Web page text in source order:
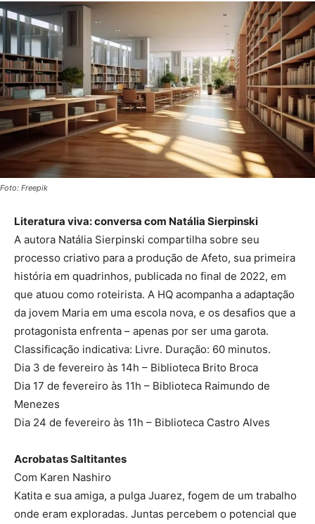
Foto: Freepik
Literatura viva: conversa com Natália Sierpinski
A autora Natália Sierpinski compartilha sobre seu
processo criativo para a produção de Afeto, sua primeira
história em quadrinhos, publicada no final de 2022, em
que atuou como roteirista. A HQ acompanha a adaptação
da jovem Maria em uma escola nova, e os desafios que a
protagonista enfrenta – apenas por ser uma garota.
Classificação indicativa: Livre. Duração: 60 minutos.
Dia 3 de fevereiro às 14h – Biblioteca Brito Broca
Dia 17 de fevereiro às 11h – Biblioteca Raimundo de
Menezes
Dia 24 de fevereiro às 11h – Biblioteca Castro Alves
Acrobatas Saltitantes
Com Karen Nashiro
Katita e sua amiga, a pulga Juarez, fogem de um trabalho
onde eram exploradas. Juntas percebem o potencial que